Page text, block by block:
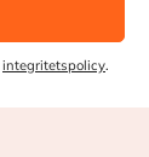
integritetspolicy.